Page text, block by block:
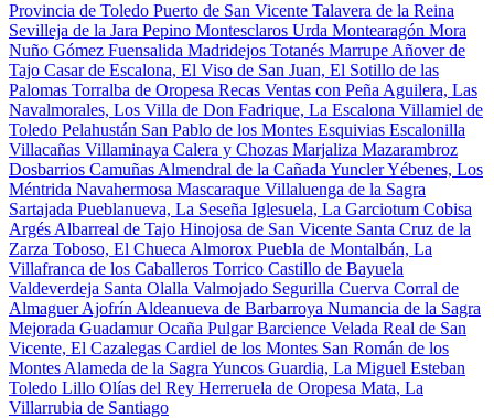
Provincia de Toledo Puerto de San Vicente Talavera de la Reina
Sevilleja de la Jara Pepino Montesclaros Urda Montearagón Mora
Nuño Gómez Fuensalida Madridejos Totanés Marrupe Añover de
Tajo Casar de Escalona, El Viso de San Juan, El Sotillo de las
Palomas Torralba de Oropesa Recas Ventas con Peña Aguilera, Las
Navalmorales, Los Villa de Don Fadrique, La Escalona Villamiel de
Toledo Pelahustán San Pablo de los Montes Esquivias Escalonilla
Villacañas Villaminaya Calera y Chozas Marjaliza Mazarambroz
Dosbarrios Camuñas Almendral de la Cañada YunclerYébenes, Los
Méntrida Navahermosa Mascaraque Villaluenga de la Sagra
Sartajada Pueblanueva, La Seseña Iglesuela, La Garciotum Cobisa
Argés Albarreal de Tajo Hinojosa de San Vicente Santa Cruz de la
Zarza Toboso, El Chueca Almorox Puebla de Montalbán, La
Villafranca de los Caballeros Torrico Castillo de Bayuela
Valdeverdeja Santa Olalla Valmojado Segurilla Cuerva Corral de
AlmaguerAjofrín Aldeanueva de Barbarroya Numancia de la Sagra
Mejorada GuadamurOcaña PulgarBarcience Velada Real de San
Vicente, El Cazalegas Cardiel de los Montes San Román de los
Montes Alameda de la Sagra Yuncos Guardia, La Miguel Esteban
Toledo Lillo Olías del Rey Herreruela de Oropesa Mata, La
Villarrubia de Santiago